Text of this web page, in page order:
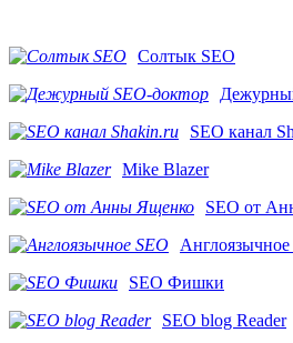
Солтык SEO
SEO канал
Mike Blazer
SEO от
Англоязычное
SEO Фишки
SEO blog Reader